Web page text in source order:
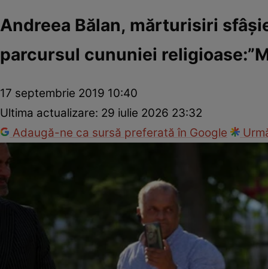
Andreea Bălan, mărturisiri
parcursul cununiei
17 septembrie 2019 10:40
Ultima actualizare: 29 iulie 2026 23:32
Adaugă-ne ca sursă preferată în Google